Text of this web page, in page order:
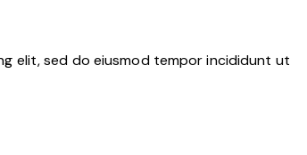
elit, sed do eiusmod tempor incididunt ut